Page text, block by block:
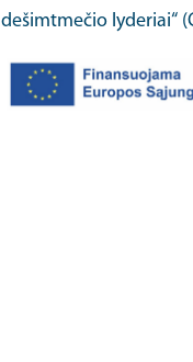
dešimtmečio lyderiai“